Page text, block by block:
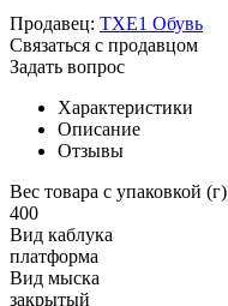
Продавец: TXE1 Обувь
Связаться с продавцом
Задать вопрос
Характеристики
Описание
Отзывы
Вес товара с упаковкой (г)
400
Вид каблука
платформа
Вид мыска
закрытый